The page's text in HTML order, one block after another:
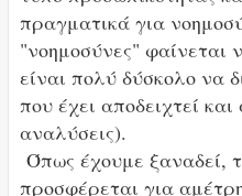
πραγματικά για
"νοημοσύνες" φαίνεται
είναι πολύ δύσκολο να
που έχει αποδειχτεί
αναλύσεις).
Όπως έχουμε ξαναδεί,
προσφέρεται για